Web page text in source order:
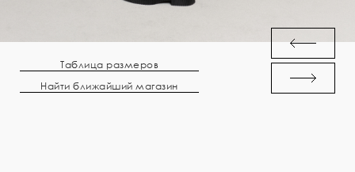
Таблица размеров
Найти ближайший магазин